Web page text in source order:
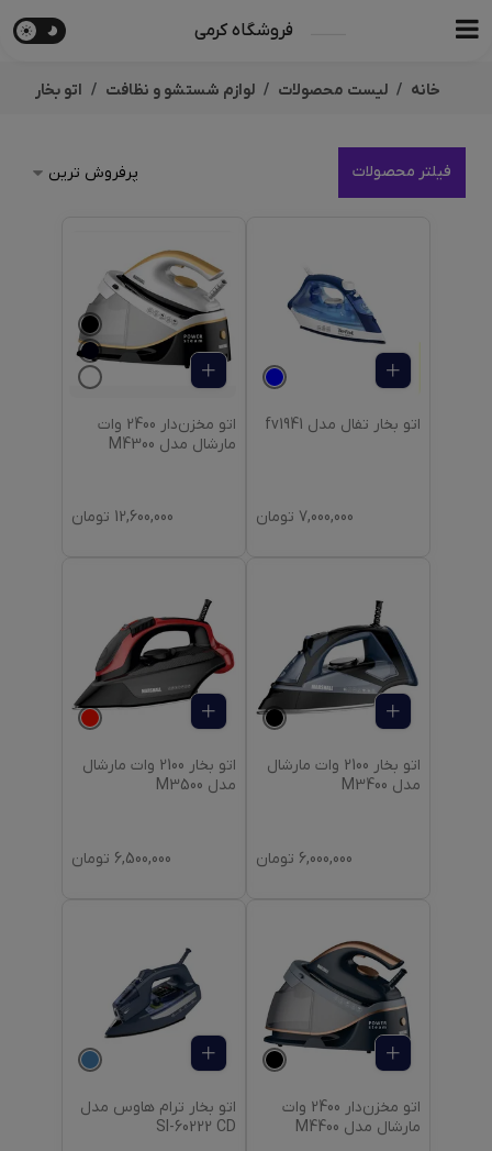
فروشگاه کرمی
خانه لیست محصولات لوازم شستشو و نظافت اتو بخار
فیلتر محصولات
اتو بخار تفال مدل fv1941
7,000,000 تومان
اتو مخزن‌دار 2400 وات
مارشال مدل M4300
12,600,000 تومان
اتو بخار 2100 وات مارشال
مدل M3400
6,000,000 تومان
اتو بخار 2100 وات مارشال
مدل M3500
6,500,000 تومان
اتو مخزن‌دار 2400 وات
مارشال مدل M4400
اتو بخار ترام هاوس مدل
SI-60222 CD